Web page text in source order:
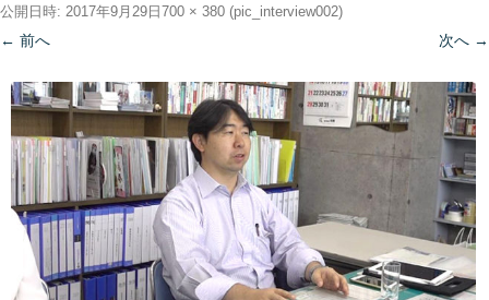
公開日時: 2017年9月29日 700 × 380 (pic_interview002)
← 前へ 次へ →